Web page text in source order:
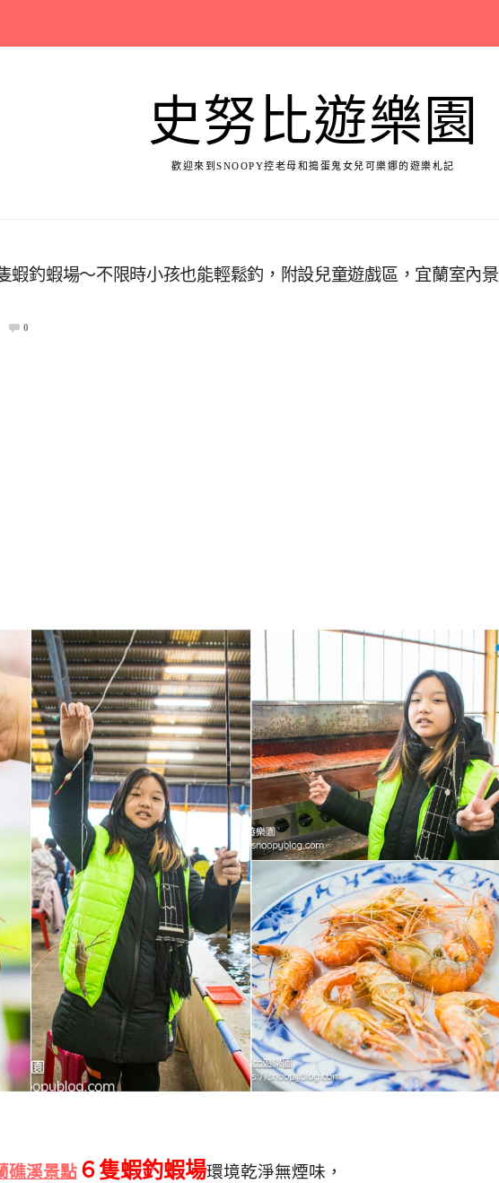
史努比遊樂園
歡迎來到SNOOPY控老母和搗蛋鬼女兒可樂娜的遊樂札記
蝦釣蝦場～不限時小孩也能輕鬆釣，附設兒童遊戲區，宜蘭室內景
0
礁溪景點６隻蝦釣蝦場環境乾淨無煙味，